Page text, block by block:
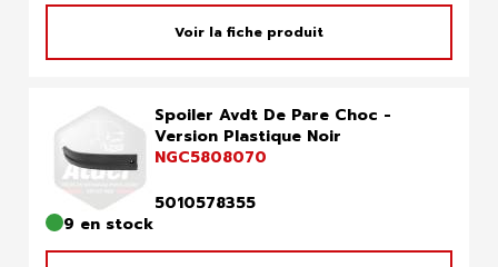
Voir la fiche produit
Spoiler Avdt De Pare Choc -
Version Plastique Noir
NGC5808070
5010578355
9 en stock